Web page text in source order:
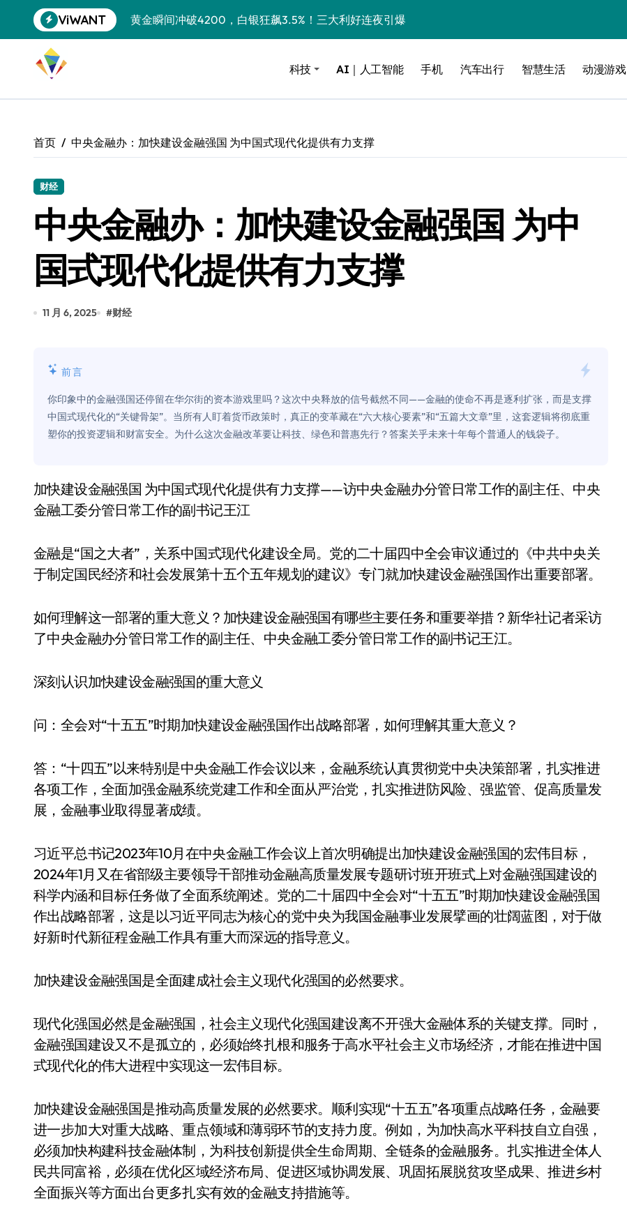
到
ViWANT
黄金瞬间冲破4200，白银狂飙3.5%！三大利好连夜引爆
Peloton 新车实测：屏幕能转、风扇怼脸，但最狠的是那个机械音
Xbox七月大崩盘：裁员3200、卖工作室、网络瘫了，微软这次真急了
谷歌DeepMind创始人辞去CEO，但继续“垂帘听政”？
400层堆叠、性能翻倍 三星把最新存储技术给了AI
召回X9、合作大众遇冷、高端梦碎：小鹏的“多事之夏”
比Model 3便宜？不，比Model 3有面儿——试驾雷克萨斯ES 500e
Windows 11家庭版和专业版，选错真的会后悔吗？
你的U盘格式对了吗？详解exFAT和NTFS的终极对决
轻到忽略不计 大疆Mini 2S内录实测，值不值得冲？
对不起胖东来，我先不学了——永辉的“休克疗法”宣告暂停
国际首次！中国钙钛矿探测器太空“开箱”，一边探测射线一边光伏发电
长鑫上市只是开胃菜：合肥正在下一盘你看不懂的大棋
复古玩家狂喜：Anbernic第三次复刻GBA SP，情怀拉满
Xbox 360 游戏终于要登 PC，光盘党也能“以盘换数”了？
苹果三星偷偷在用的“无感切换”，索尼Bose却学不会？一文讲透
Apple Watch 表盘还能这么玩？保姆级教程，有手就会！
科技 AI｜人工智能 手机 汽车出行 智慧生活 动漫游戏
首页 中央金融办：加快建设金融强国 为中国式现代化提供有力支撑
财经
中央金融办：加快建设金融强国 为中
国式现代化提供有力支撑
11 月 6, 2025 #财经
前言
你印象中的金融强国还停留在华尔街的资本游戏里吗？这次中央释放的信号截然不同——金融的使命不再是逐利扩张，而是支撑
中国式现代化的“关键骨架”。当所有人盯着货币政策时，真正的变革藏在“六大核心要素”和“五篇大文章”里，这套逻辑将彻底重
塑你的投资逻辑和财富安全。为什么这次金融改革要让科技、绿色和普惠先行？答案关乎未来十年每个普通人的钱袋子。
加快建设金融强国 为中国式现代化提供有力支撑——访中央金融办分管日常工作的副主任、中央
金融工委分管日常工作的副书记王江
金融是“国之大者”，关系中国式现代化建设全局。党的二十届四中全会审议通过的《中共中央关
于制定国民经济和社会发展第十五个五年规划的建议》专门就加快建设金融强国作出重要部署。
如何理解这一部署的重大意义？加快建设金融强国有哪些主要任务和重要举措？新华社记者采访
了中央金融办分管日常工作的副主任、中央金融工委分管日常工作的副书记王江。
深刻认识加快建设金融强国的重大意义
问：全会对“十五五”时期加快建设金融强国作出战略部署，如何理解其重大意义？
答：“十四五”以来特别是中央金融工作会议以来，金融系统认真贯彻党中央决策部署，扎实推进
各项工作，全面加强金融系统党建工作和全面从严治党，扎实推进防风险、强监管、促高质量发
展，金融事业取得显著成绩。
习近平总书记2023年10月在中央金融工作会议上首次明确提出加快建设金融强国的宏伟目标，
2024年1月又在省部级主要领导干部推动金融高质量发展专题研讨班开班式上对金融强国建设的
科学内涵和目标任务做了全面系统阐述。党的二十届四中全会对“十五五”时期加快建设金融强国
作出战略部署，这是以习近平同志为核心的党中央为我国金融事业发展擘画的壮阔蓝图，对于做
好新时代新征程金融工作具有重大而深远的指导意义。
加快建设金融强国是全面建成社会主义现代化强国的必然要求。
现代化强国必然是金融强国，社会主义现代化强国建设离不开强大金融体系的关键支撑。同时，
金融强国建设又不是孤立的，必须始终扎根和服务于高水平社会主义市场经济，才能在推进中国
式现代化的伟大进程中实现这一宏伟目标。
加快建设金融强国是推动高质量发展的必然要求。顺利实现“十五五”各项重点战略任务，金融要
进一步加大对重大战略、重点领域和薄弱环节的支持力度。例如，为加快高水平科技自立自强，
必须加快构建科技金融体制，为科技创新提供全生命周期、全链条的金融服务。扎实推进全体人
民共同富裕，必须在优化区域经济布局、促进区域协调发展、巩固拓展脱贫攻坚成果、推进乡村
全面振兴等方面出台更多扎实有效的金融支持措施等。
小家电 电视